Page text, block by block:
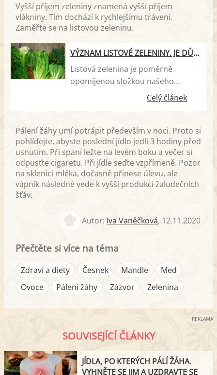
Vyšší příjem zeleniny znamená vyšší příjem
vlákniny. Tím dochází k rychlejšímu trávení.
Zaměřte se na listovou zeleninu.
VÝZNAM LISTOVÉ ZELENINY. JE DŮLEŽITÁ A KOLIK BYCHOM JI MĚLI SNÍST?
Listová zelenina je poměrně
opomíjenou složkou našeho
jídelníčku, i když v posledních letech
se to možná trochu zlepšuje. Což je
zelenina nabízí nepřeberné
množství enzymů, vitamínů,
minerálů, chlorofylu, vlákniny a
dalších důležitých látek, které se
starají jak o fyzickou, tak psychickou
stránku našeho těla.
Celý článek
Pálení žáhy umí potrápit především v noci. Proto si
pohlídejte, abyste poslední jídlo jedli 3 hodiny před
usnutím. Při spaní ležte na levém boku a večer si
odpusťte cigaretu. Při jídle seďte vzpřímeně. Pozor
na sklenici mléka, dočasně přinese úlevu, ale
vápník následně vede k vyšší produkci žaludečních
šťáv.
Autor: Iva Vaněčková, 12.11.2020
Přečtěte si více na téma
Zdraví a diety Česnek Mandle
Med
Ovoce
Pálení žáhy Zázvor Zelenina
REKLAMA
SOUVISEJÍCÍ ČLÁNKY
JÍDLA, PO KTERÝCH PÁLÍ ŽÁHA.
VYHNĚTE SE JIM A UZDRAVTE SE